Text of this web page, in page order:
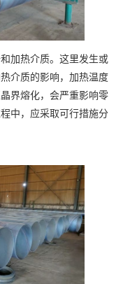
加热介质。这里发生或
介质的影响，加热温度
界熔化，会严重影响零
中，应采取可行措施分